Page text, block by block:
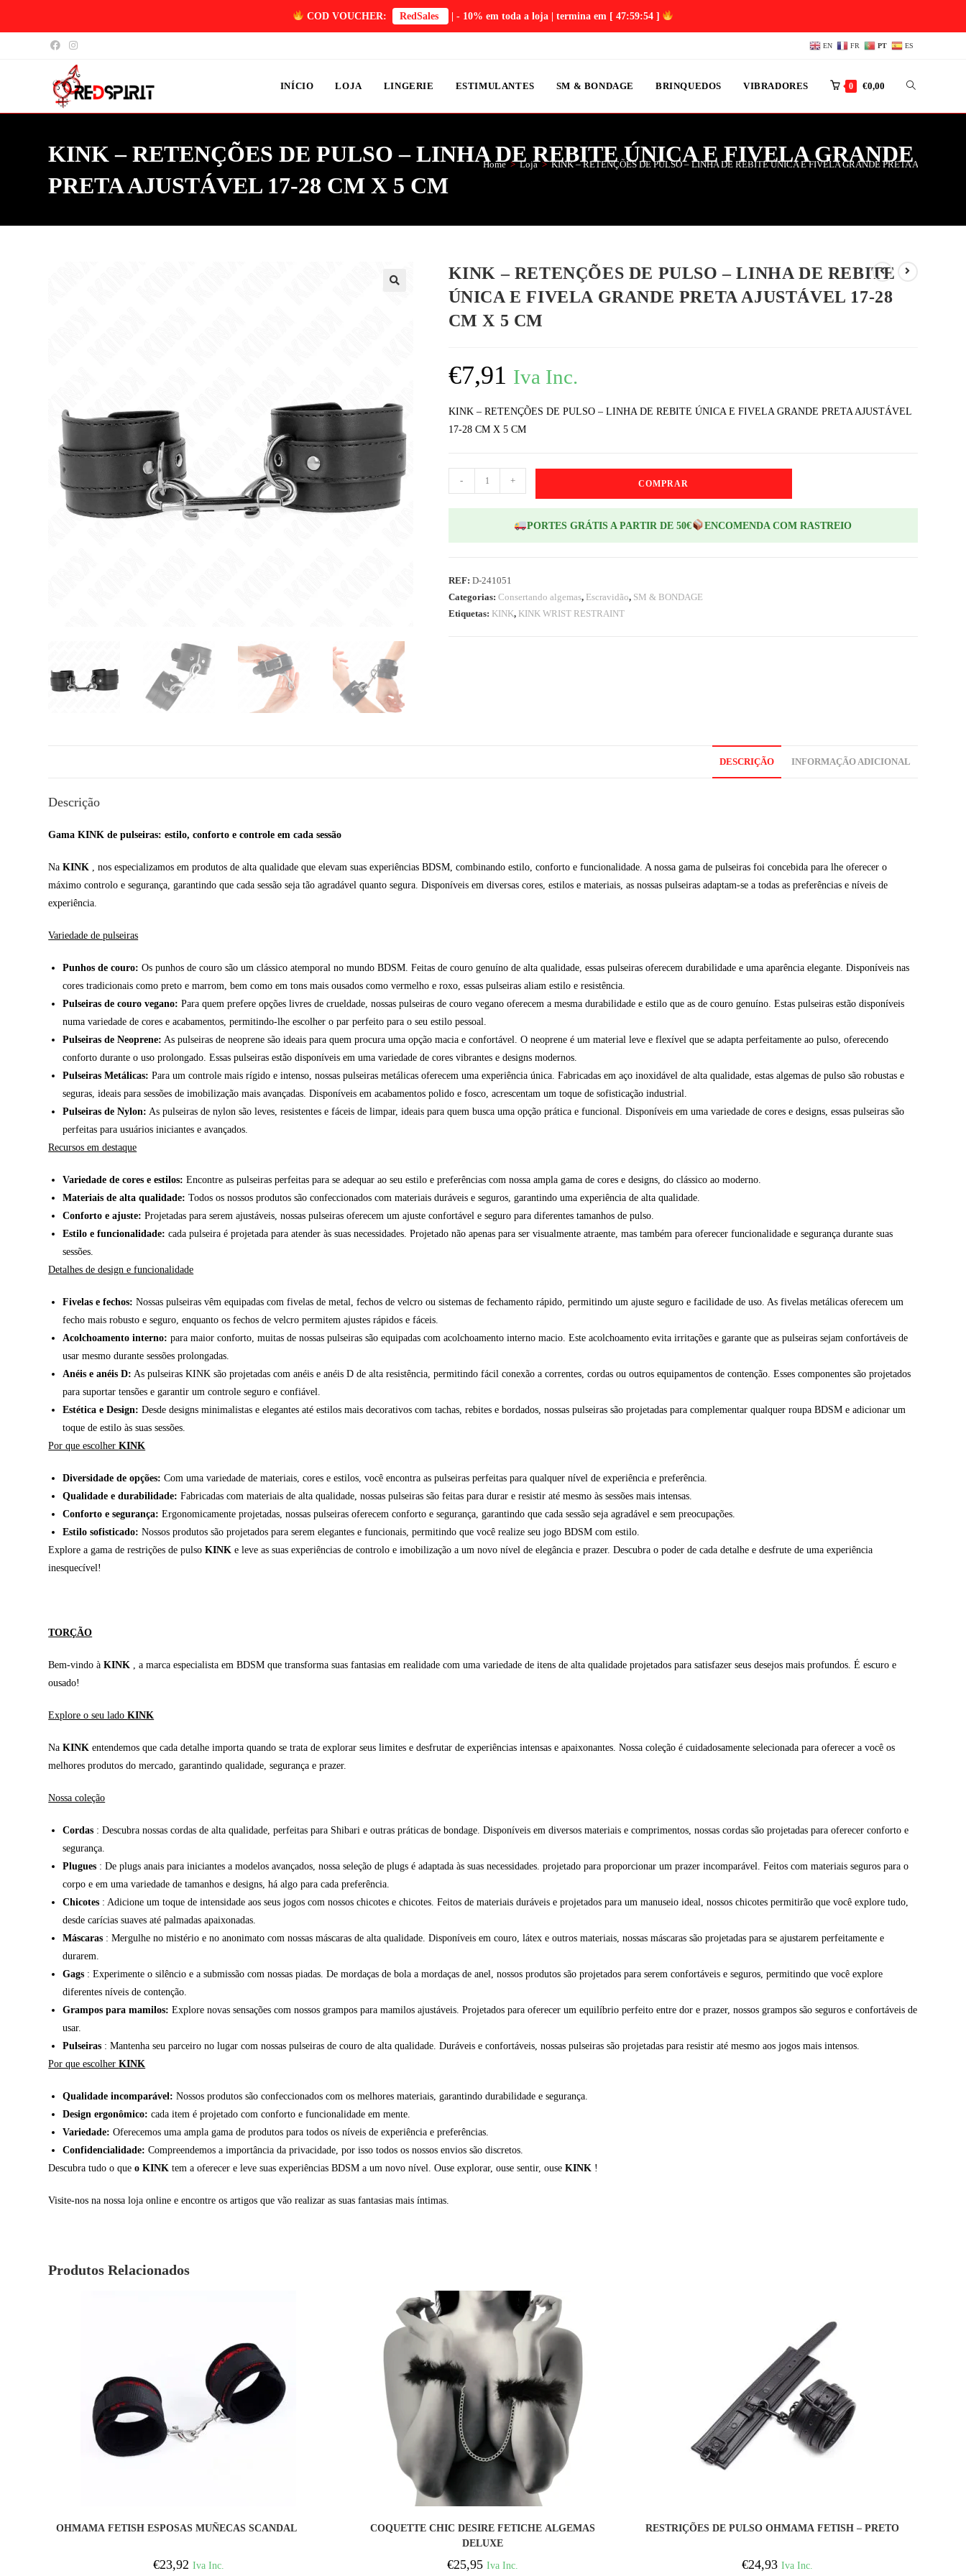
COD VOUCHER: RedSales | - 10% em toda a loja | termina em [ 47:59:54 ]
EN FR PT ES
INÍCIO LOJA LINGERIE ESTIMULANTES SM & BONDAGE BRINQUEDOS VIBRADORES 0 €0,00
KINK – RETENÇÕES DE PULSO – LINHA DE REBITE ÚNICA E FIVELA GRANDE
PRETA AJUSTÁVEL 17-28 CM X 5 CM
Home > Loja > KINK – RETENÇÕES DE PULSO – LINHA DE REBITE ÚNICA E FIVELA GRANDE PRETA
KINK – RETENÇÕES DE PULSO – LINHA DE REBITE
ÚNICA E FIVELA GRANDE PRETA AJUSTÁVEL 17-28
CM X 5 CM
€7,91 Iva Inc.
KINK – RETENÇÕES DE PULSO – LINHA DE REBITE ÚNICA E FIVELA GRANDE PRETA AJUSTÁVEL
17-28 CM X 5 CM
- + COMPRAR
PORTES GRÁTIS A PARTIR DE 50€ ENCOMENDA COM RASTREIO
REF: D-241051
Categorias: Consertando algemas, Escravidão, SM & BONDAGE
Etiquetas: KINK, KINK WRIST RESTRAINT
DESCRIÇÃO INFORMAÇÃO ADICIONAL
Descrição
Gama KINK de pulseiras: estilo, conforto e controle em cada sessão
NaKINK , nos especializamos em produtos de alta qualidade que elevam suas experiências BDSM, combinando estilo, conforto e funcionalidade. A nossa gama de pulseiras foi concebida para lhe oferecer o
máximo controlo e segurança, garantindo que cada sessão seja tão agradável quanto segura. Disponíveis em diversas cores, estilos e materiais, as nossas pulseiras adaptam-se a todas as preferências e níveis de
experiência.
Variedade de pulseiras
Punhos de couro: Os punhos de couro são um clássico atemporal no mundo BDSM. Feitas de couro genuíno de alta qualidade, essas pulseiras oferecem durabilidade e uma aparência elegante. Disponíveis nas
cores tradicionais como preto e marrom, bem como em tons mais ousados como vermelho e roxo, essas pulseiras aliam estilo e resistência.
Pulseiras de couro vegano: Para quem prefere opções livres de crueldade, nossas pulseiras de couro vegano oferecem a mesma durabilidade e estilo que as de couro genuíno. Estas pulseiras estão disponíveis
numa variedade de cores e acabamentos, permitindo-lhe escolher o par perfeito para o seu estilo pessoal.
Pulseiras de Neoprene: As pulseiras de neoprene são ideais para quem procura uma opção macia e confortável. O neoprene é um material leve e flexível que se adapta perfeitamente ao pulso, oferecendo
conforto durante o uso prolongado. Essas pulseiras estão disponíveis em uma variedade de cores vibrantes e designs modernos.
Pulseiras Metálicas: Para um controle mais rígido e intenso, nossas pulseiras metálicas oferecem uma experiência única. Fabricadas em aço inoxidável de alta qualidade, estas algemas de pulso são robustas e
seguras, ideais para sessões de imobilização mais avançadas. Disponíveis em acabamentos polido e fosco, acrescentam um toque de sofisticação industrial.
Pulseiras de Nylon: As pulseiras de nylon são leves, resistentes e fáceis de limpar, ideais para quem busca uma opção prática e funcional. Disponíveis em uma variedade de cores e designs, essas pulseiras são
perfeitas para usuários iniciantes e avançados.
Recursos em destaque
Variedade de cores e estilos: Encontre as pulseiras perfeitas para se adequar ao seu estilo e preferências com nossa ampla gama de cores e designs, do clássico ao moderno.
Materiais de alta qualidade: Todos os nossos produtos são confeccionados com materiais duráveis e seguros, garantindo uma experiência de alta qualidade.
Conforto e ajuste: Projetadas para serem ajustáveis, nossas pulseiras oferecem um ajuste confortável e seguro para diferentes tamanhos de pulso.
Estilo e funcionalidade: cada pulseira é projetada para atender às suas necessidades. Projetado não apenas para ser visualmente atraente, mas também para oferecer funcionalidade e segurança durante suas
sessões.
Detalhes de design e funcionalidade
Fivelas e fechos: Nossas pulseiras vêm equipadas com fivelas de metal, fechos de velcro ou sistemas de fechamento rápido, permitindo um ajuste seguro e facilidade de uso. As fivelas metálicas oferecem um
fecho mais robusto e seguro, enquanto os fechos de velcro permitem ajustes rápidos e fáceis.
Acolchoamento interno: para maior conforto, muitas de nossas pulseiras são equipadas com acolchoamento interno macio. Este acolchoamento evita irritações e garante que as pulseiras sejam confortáveis de
usar mesmo durante sessões prolongadas.
Anéis e anéis D: As pulseiras KINK são projetadas com anéis e anéis D de alta resistência, permitindo fácil conexão a correntes, cordas ou outros equipamentos de contenção. Esses componentes são projetados
para suportar tensões e garantir um controle seguro e confiável.
Estética e Design: Desde designs minimalistas e elegantes até estilos mais decorativos com tachas, rebites e bordados, nossas pulseiras são projetadas para complementar qualquer roupa BDSM e adicionar um
toque de estilo às suas sessões.
Por que escolherKINK
Diversidade de opções: Com uma variedade de materiais, cores e estilos, você encontra as pulseiras perfeitas para qualquer nível de experiência e preferência.
Qualidade e durabilidade: Fabricadas com materiais de alta qualidade, nossas pulseiras são feitas para durar e resistir até mesmo às sessões mais intensas.
Conforto e segurança: Ergonomicamente projetadas, nossas pulseiras oferecem conforto e segurança, garantindo que cada sessão seja agradável e sem preocupações.
Estilo sofisticado: Nossos produtos são projetados para serem elegantes e funcionais, permitindo que você realize seu jogo BDSM com estilo.
Explore a gama de restrições de pulsoKINK e leve as suas experiências de controlo e imobilização a um novo nível de elegância e prazer. Descubra o poder de cada detalhe e desfrute de uma experiência
inesquecível!
TORÇÃO
Bem-vindo àKINK , a marca especialista em BDSM que transforma suas fantasias em realidade com uma variedade de itens de alta qualidade projetados para satisfazer seus desejos mais profundos. É escuro e
ousado!
Explore o seu ladoKINK
NaKINK entendemos que cada detalhe importa quando se trata de explorar seus limites e desfrutar de experiências intensas e apaixonantes. Nossa coleção é cuidadosamente selecionada para oferecer a você os
melhores produtos do mercado, garantindo qualidade, segurança e prazer.
Nossa coleção
Cordas : Descubra nossas cordas de alta qualidade, perfeitas para Shibari e outras práticas de bondage. Disponíveis em diversos materiais e comprimentos, nossas cordas são projetadas para oferecer conforto e
segurança.
Plugues : De plugs anais para iniciantes a modelos avançados, nossa seleção de plugs é adaptada às suas necessidades. projetado para proporcionar um prazer incomparável. Feitos com materiais seguros para o
corpo e em uma variedade de tamanhos e designs, há algo para cada preferência.
Chicotes : Adicione um toque de intensidade aos seus jogos com nossos chicotes e chicotes. Feitos de materiais duráveis e projetados para um manuseio ideal, nossos chicotes permitirão que você explore tudo,
desde carícias suaves até palmadas apaixonadas.
Máscaras : Mergulhe no mistério e no anonimato com nossas máscaras de alta qualidade. Disponíveis em couro, látex e outros materiais, nossas máscaras são projetadas para se ajustarem perfeitamente e
durarem.
Gags : Experimente o silêncio e a submissão com nossas piadas. De mordaças de bola a mordaças de anel, nossos produtos são projetados para serem confortáveis e seguros, permitindo que você explore
diferentes níveis de contenção.
Grampos para mamilos: Explore novas sensações com nossos grampos para mamilos ajustáveis. Projetados para oferecer um equilíbrio perfeito entre dor e prazer, nossos grampos são seguros e confortáveis de
usar.
Pulseiras : Mantenha seu parceiro no lugar com nossas pulseiras de couro de alta qualidade. Duráveis e confortáveis, nossas pulseiras são projetadas para resistir até mesmo aos jogos mais intensos.
Por que escolherKINK
Qualidade incomparável: Nossos produtos são confeccionados com os melhores materiais, garantindo durabilidade e segurança.
Design ergonômico: cada item é projetado com conforto e funcionalidade em mente.
Variedade: Oferecemos uma ampla gama de produtos para todos os níveis de experiência e preferências.
Confidencialidade: Compreendemos a importância da privacidade, por isso todos os nossos envios são discretos.
Descubra tudo o queo KINK tem a oferecer e leve suas experiências BDSM a um novo nível. Ouse explorar, ouse sentir, ouseKINK !
Visite-nos na nossa loja online e encontre os artigos que vão realizar as suas fantasias mais íntimas.
Produtos Relacionados
OHMAMA FETISH ESPOSAS MUÑECAS SCANDAL
€23,92 Iva Inc.
COQUETTE CHIC DESIRE FETICHE ALGEMAS
DELUXE
€25,95 Iva Inc.
RESTRIÇÕES DE PULSO OHMAMA FETISH – PRETO
€24,93 Iva Inc.